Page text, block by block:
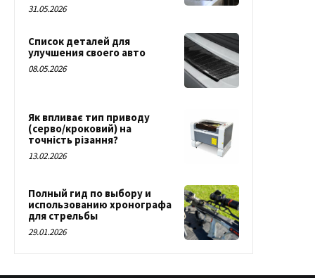
31.05.2026
Список деталей для
улучшения своего авто
08.05.2026
Як впливає тип приводу
(серво/кроковий) на
точність різання?
13.02.2026
Полный гид по выбору и
использованию хронографа
для стрельбы
29.01.2026